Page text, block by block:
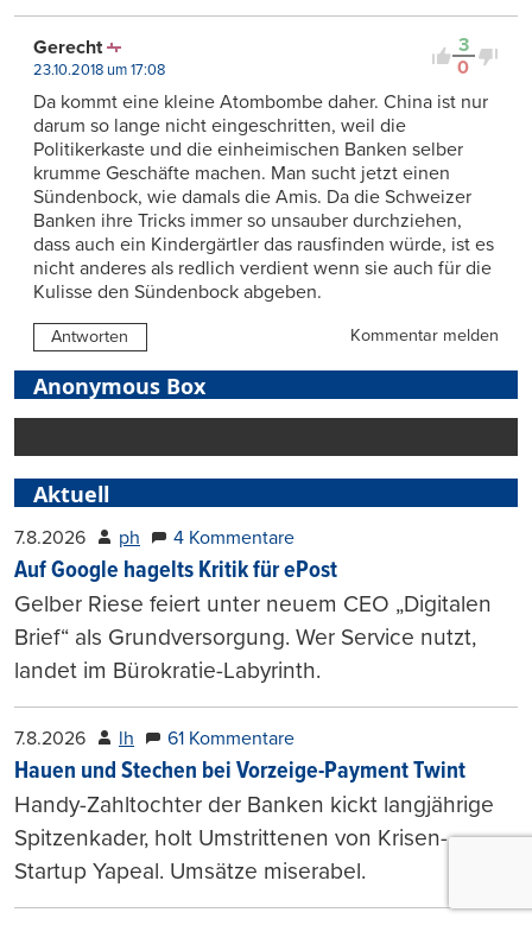
3
0
Gerecht
23.10.2018 um 17:08
Da kommt eine kleine Atombombe daher. China ist nur
darum so lange nicht eingeschritten, weil die
Politikerkaste und die einheimischen Banken selber
krumme Geschäfte machen. Man sucht jetzt einen
Sündenbock, wie damals die Amis. Da die Schweizer
Banken ihre Tricks immer so unsauber durchziehen,
dass auch ein Kindergärtler das rausfinden würde, ist es
nicht anderes als redlich verdient wenn sie auch für die
Kulisse den Sündenbock abgeben.
Antworten Kommentar melden
Anonymous Box
Aktuell
7.8.2026 ph 4 Kommentare
Auf Google hagelts Kritik für ePost
Gelber Riese feiert unter neuem CEO „Digitalen
Brief“ als Grundversorgung. Wer Service nutzt,
landet im Bürokratie-Labyrinth.
7.8.2026 lh 61 Kommentare
Hauen und Stechen bei Vorzeige-Payment Twint
Handy-Zahltochter der Banken kickt langjährige
Spitzenkader, holt Umstrittenen von Krisen-
Startup Yapeal. Umsätze miserabel.